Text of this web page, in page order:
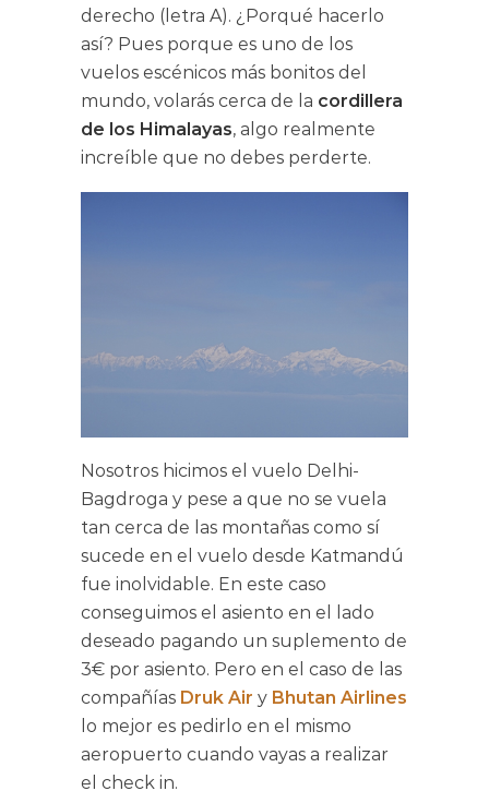
derecho (letra A). ¿Porqué hacerlo
así? Pues porque es uno de los
vuelos escénicos más bonitos del
mundo, volarás cerca de la cordillera
de los Himalayas, algo realmente
increíble que no debes perderte.
Nosotros hicimos el vuelo Delhi-
Bagdroga y pese a que no se vuela
tan cerca de las montañas como sí
sucede en el vuelo desde Katmandú
fue inolvidable. En este caso
conseguimos el asiento en el lado
deseado pagando un suplemento de
3€ por asiento. Pero en el caso de las
compañías Druk Air y Bhutan Airlines
lo mejor es pedirlo en el mismo
aeropuerto cuando vayas a realizar
el check in.